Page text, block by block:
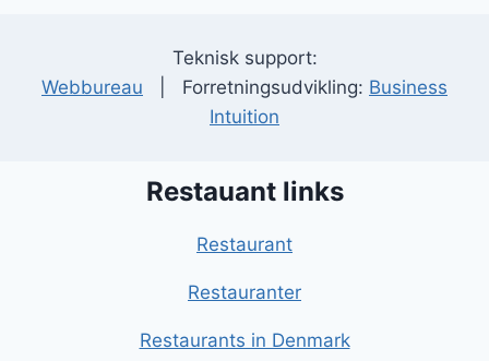
Teknisk support:
Webbureau | Forretningsudvikling: Business
Intuition
Restauant links
Restaurant
Restauranter
Restaurants in Denmark